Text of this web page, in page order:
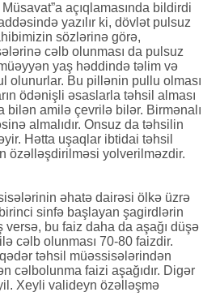
açıqlamasında bildirdi
yazılır ki, dövlət pulsuz
sözlərinə görə,
cəlb olunması da pulsuz
yaş həddində təlim və
olunurlar. Bu pillənin pullu olması
ödənişli əsaslarla təhsil alması
bilən amilə çevrilə bilər. Birmənalı
almalıdır. Onsuz da təhsilin
Hətta uşaqlar ibtidai təhsil
özəlləşdirilməsi yolverilməzdir.
əhatə dairəsi ölkə üzrə
sinfə başlayan şagirdlərin
bu faiz daha da aşağı düşə
cəlb olunması 70-80 faizdir.
təhsil müəssisələrindən
cəlbolunma faizi aşağıdır. Digər
Xeyli valideyn özəlləşmə